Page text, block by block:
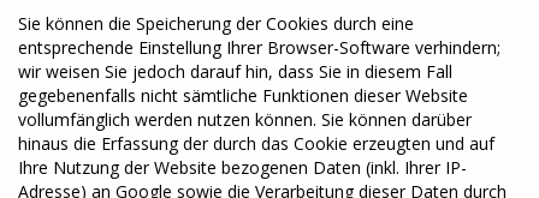
Sie können die Speicherung der Cookies durch eine
entsprechende Einstellung Ihrer Browser-Software verhindern;
wir weisen Sie jedoch darauf hin, dass Sie in diesem Fall
gegebenenfalls nicht sämtliche Funktionen dieser Website
vollumfänglich werden nutzen können. Sie können darüber
hinaus die Erfassung der durch das Cookie erzeugten und auf
Ihre Nutzung der Website bezogenen Daten (inkl. Ihrer IP-
Adresse) an Google sowie die Verarbeitung dieser Daten durch